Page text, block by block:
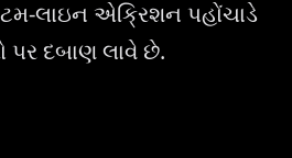
લાઇન એક્રિશન પહોંચાડે
પર દબાણ લાવે છે.